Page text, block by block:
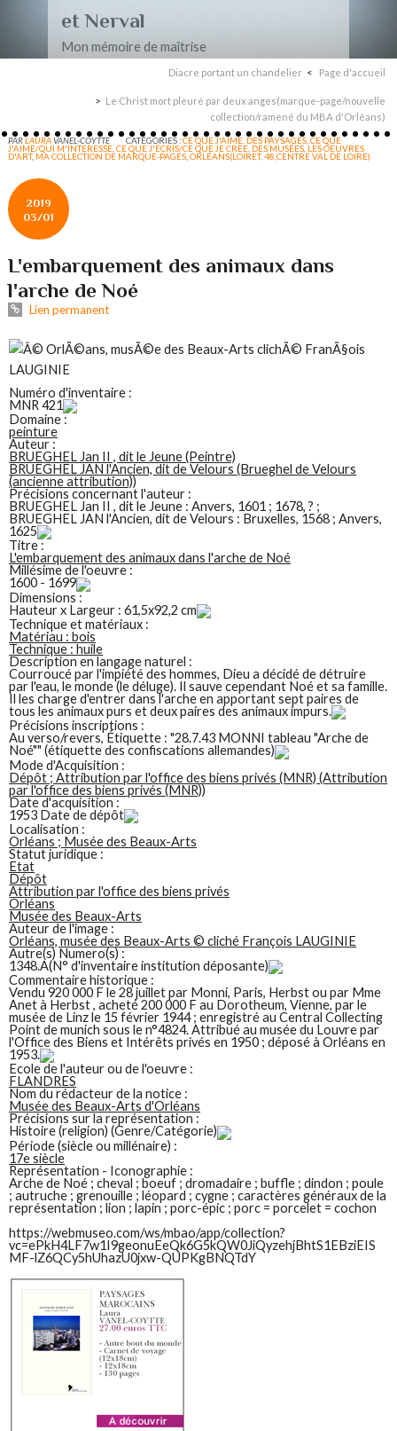
et Nerval
Mon mémoire de maîtrise
Diacre portant un chandelier Page d'accueil
Le Christ mort pleuré par deux anges(marque-page/nouvelle
collection/ramené du MBA d'Orléans)
PARLAURAVANEL-COYTTE CATÉGORIES :CE QUE J'AIME. DES PAYSAGES ,CE QUE
J'AIME/QUI M'INTERESSE ,CE QUE J'ECRIS/CE QUE JE CREE DES MUSÉES ,LES OEUVRES
D'ART,MA COLLECTION DE MARQUE-PAGES ,ORLÉANS(LOIRET, 48,CENTRE VAL DE LOIRE)
2019
03/01
L'embarquement des animaux dans
l'arche de Noé
Lien permanent
Numéro d'inventaire :
MNR 421
Domaine :
peinture
Auteur :
BRUEGHEL Jan II , dit le Jeune (Peintre)
BRUEGHEL JAN l'Ancien, dit de Velours (Brueghel de Velours
(ancienne attribution))
Précisions concernant l'auteur :
BRUEGHEL Jan II , dit le Jeune : Anvers, 1601 ; 1678, ? ;
BRUEGHEL JAN l'Ancien, dit de Velours : Bruxelles, 1568 ; Anvers,
1625
Titre :
L'embarquement des animaux dans l'arche de Noé
Millésime de l'oeuvre :
1600 - 1699
Dimensions :
Hauteur x Largeur : 61,5x92,2 cm
Technique et matériaux :
Matériau : bois
Technique : huile
Description en langage naturel :
Courroucé par l'impiété des hommes, Dieu a décidé de détruire
par l'eau, le monde (le déluge). Il sauve cependant Noé et sa famille.
Il les charge d'entrer dans l'arche en apportant sept paires de
tous les animaux purs et deux paires des animaux impurs.
Précisions inscriptions :
Au verso/revers, Étiquette : "28.7.43 MONNI tableau "Arche de
Noé"" (étiquette des confiscations allemandes)
Mode d'Acquisition :
Dépôt ; Attribution par l'office des biens privés (MNR) (Attribution
par l'office des biens privés (MNR))
Date d'acquisition :
1953 Date de dépôt
Localisation :
Orléans ; Musée des Beaux-Arts
Statut juridique :
Etat
Dépôt
Attribution par l'office des biens privés
Orléans
Musée des Beaux-Arts
Auteur de l'image :
Orléans, musée des Beaux-Arts © cliché François LAUGINIE
Autre(s) Numero(s) :
1348.A(N° d'inventaire institution déposante)
Commentaire historique :
Vendu 920 000 F le 28 juillet par Monni, Paris, Herbst ou par Mme
Anet à Herbst , acheté 200 000 F au Dorotheum, Vienne, par le
musée de Linz le 15 février 1944 ; enregistré au Central Collecting
Point de munich sous le n°4824. Attribué au musée du Louvre par
l'Office des Biens et Intérêts privés en 1950 ; déposé à Orléans en
1953.
Ecole de l'auteur ou de l'oeuvre :
FLANDRES
Nom du rédacteur de la notice :
Musée des Beaux-Arts d'Orléans
Précisions sur la représentation :
Histoire (religion) (Genre/Catégorie)
Période (siècle ou millénaire) :
17e siècle
Représentation - Iconographie :
Arche de Noé ; cheval ; boeuf ; dromadaire ; buffle ; dindon ; poule
; autruche ; grenouille ; léopard ; cygne ; caractères généraux de la
représentation ; lion ; lapin ; porc-épic ; porc = porcelet = cochon
https://webmuseo.com/ws/mbao/app/collection?
vc=ePkH4LF7w1I9geonuEeQk6G5kQW0JiQyzehjBhtS1EBziEIS
MF-lZ6QCy5hUhazU0jxw-QUPKgBNQTdY